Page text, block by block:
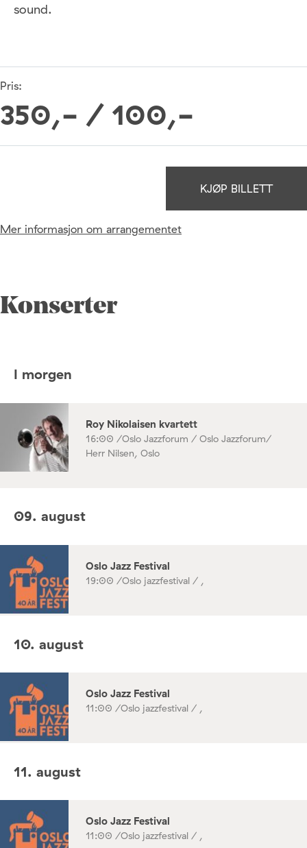
sound.
Pris:
350,- / 100,-
KJØP BILLETT
Mer informasjon om arrangementet
Konserter
I morgen
Roy Nikolaisen kvartett
16:00 /Oslo Jazzforum / Oslo Jazzforum/
Herr Nilsen, Oslo
09. august
Oslo Jazz Festival
19:00 /Oslo jazzfestival / ,
10. august
Oslo Jazz Festival
11:00 /Oslo jazzfestival / ,
11. august
Oslo Jazz Festival
11:00 /Oslo jazzfestival / ,